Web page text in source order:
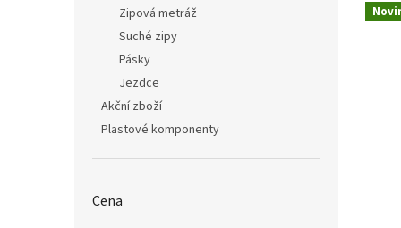
Zipová metráž
Suché zipy
Pásky
Jezdce
Akční zboží
Plastové komponenty
Cena